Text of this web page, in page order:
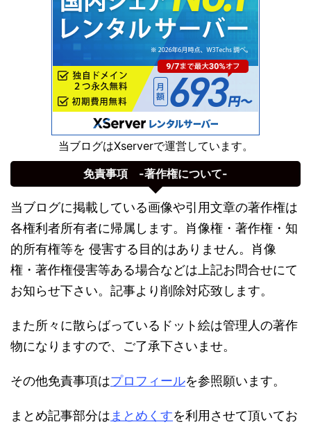
当ブログはXserverで運営しています。
免責事項 -著作権について-
当ブログに掲載している画像や引用文章の著作権は
各権利者所有者に帰属します。肖像権・著作権・知
的所有権等を 侵害する目的はありません。肖像
権・著作権侵害等ある場合などは上記お問合せにて
お知らせ下さい。記事より削除対応致します。
また所々に散らばっているドット絵は管理人の著作
物になりますので、ご了承下さいませ。
その他免責事項はプロフィールを参照願います。
まとめ記事部分はまとめくすを利用させて頂いてお